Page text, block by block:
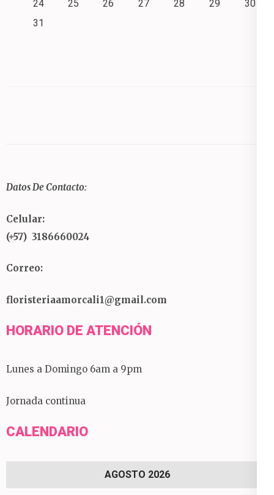
24 25 26 27 28 29
30
31
Datos De Contacto:
Celular:
(+57) 3186660024
Correo:
floristeriaamorcali1@gmail.com
HORARIO DE ATENCIÓN
Lunes a Domingo 6am a 9pm
Jornada continua
CALENDARIO
AGOSTO 2026